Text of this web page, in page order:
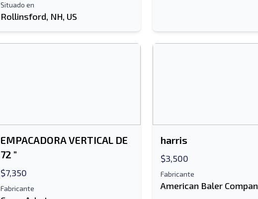
Situado en
Rollinsford, NH, US
EMPACADORA VERTICAL DE
72 "
$7,350
Fabricante
harris
$3,500
Fabricante
American Baler